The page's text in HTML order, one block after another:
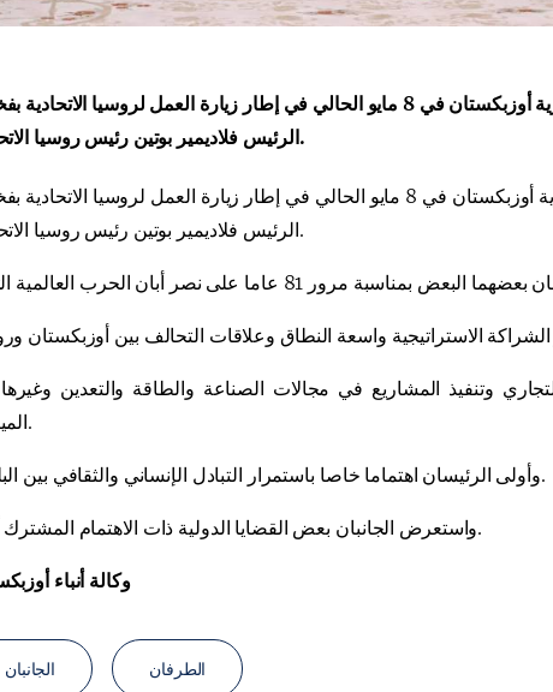
التقى فخامة الرئيس شوكت ميرضيائيف رئيس جمهورية أوزبكستان في 8 مايو الحالي في إطار زيارة العمل لروسيا
الرئيس فلاديمير بوتين رئيس روسيا الاتحادية.
التقى فخامة الرئيس شوكت ميرضيائيف رئيس جمهورية أوزبكستان في 8 مايو الحالي في إطار زيارة العمل لروسيا
الرئيس فلاديمير بوتين رئيس روسيا الاتحادية.
وتنفيذ المشاريع في مجالات الصناعة والطاقة والتعدين
الميادين.
وأولى الرئيسان اهتماما خاصا باستمرار التبادل الإنساني والثقافي بين البلدين.
واستعرض الجانبان بعض القضايا الدولية ذات الاهتمام المشترك أيضا.
وكالة أنباء
الجانبان الطرفان